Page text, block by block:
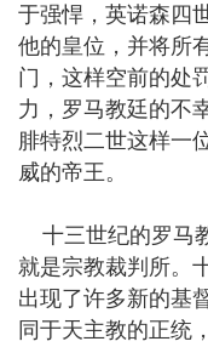
于强悍，英诺森四
他的皇位，并将所
门，这样空前的处
力，罗马教廷的不
腓特烈二世这样一
威的帝王。
十三世纪的罗马
就是宗教裁判所。
出现了许多新的基
同于天主教的正统